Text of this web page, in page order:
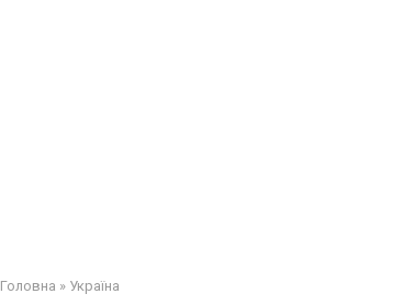
Головна » Україна